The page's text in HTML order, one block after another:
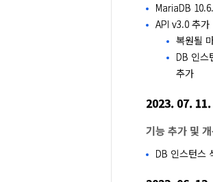
MariaDB
API v3.0 추가
복원될
DB 인스
추가
2023. 07. 11.
기능 추가 및
DB 인스턴스